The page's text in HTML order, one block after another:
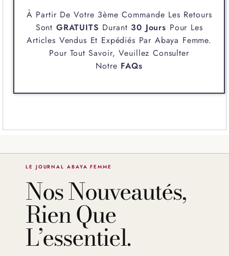
À Partir De Votre 3ème Commande Les Retours
Sont GRATUITS Durant 30 Jours Pour Les
Articles Vendus Et Expédiés Par Abaya Femme.
Pour Tout Savoir, Veuillez Consulter
Notre FAQs
LE JOURNAL ABAYA FEMME
Nos Nouveautés,
Rien Que
L’essentiel.